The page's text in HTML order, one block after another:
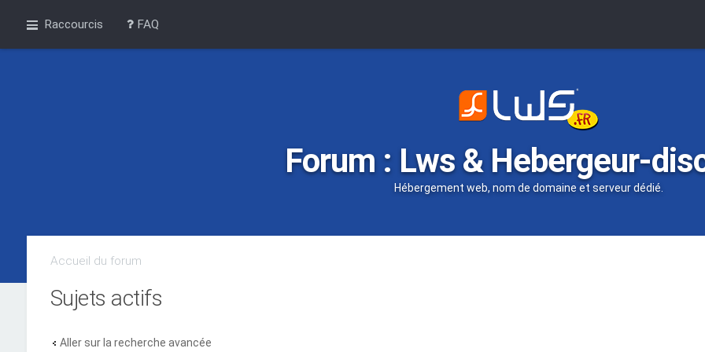
Raccourcis FAQ
Forum : Lws & Hebergeur-
Hébergement web, nom de domaine et serveur dédié.
Accueil du forum
Sujets actifs
Aller sur la recherche avancée